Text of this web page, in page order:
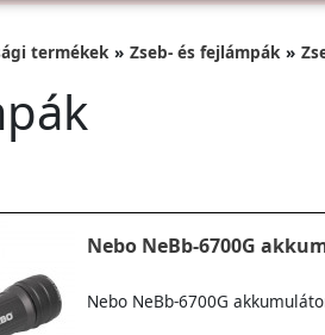
termékek Zseb- és fejlámpák
Nebo NeBb-6700G
Nebo NeBb-6700G